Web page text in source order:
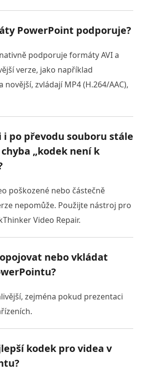
PowerPoint podporuje?
podporuje formáty AVI a
verze, jako například
novější, zvládají MP4 (H.264/AAC),
i po převodu souboru stále
„kodek není k
poškozené nebo částečně
nepomůže. Použijte nástroj pro
Video Repair.
nebo vkládat
zejména pokud prezentaci
kodek pro videa v